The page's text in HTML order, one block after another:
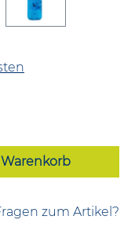
Warenkorb
zum Artikel?